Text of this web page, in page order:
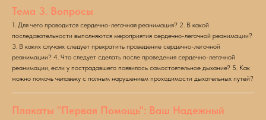
Тема 3. Вопросы
1. Для чего проводится сердечно-легочная реанимация? 2. В какой
последовательности выполняются мероприятия сердечно-легочной реанимации?
3. В каких случаях следует прекратить проведение сердечно-легочной
реанимации? 4. Что следует сделать после проведения сердечно-легочной
реанимации, если у пострадавшего появилось самостоятельное дыхание? 5. Как
можно помочь человеку с полным нарушением проходимости дыхательных путей?
Плакаты "Первая Помощь": Ваш Надежный